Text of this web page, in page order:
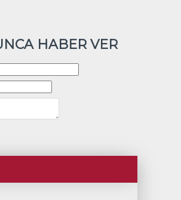
HABER VER